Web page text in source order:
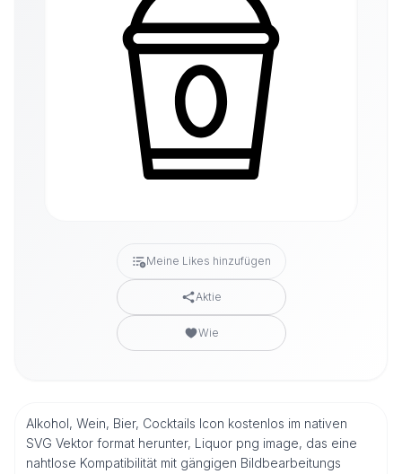
Meine Likes hinzufügen
Aktie
Wie
Alkohol, Wein, Bier, Cocktails Icon kostenlos im nativen
SVG Vektor format herunter, Liquor png image, das eine
nahtlose Kompatibilität mit gängigen Bildbearbeitungs